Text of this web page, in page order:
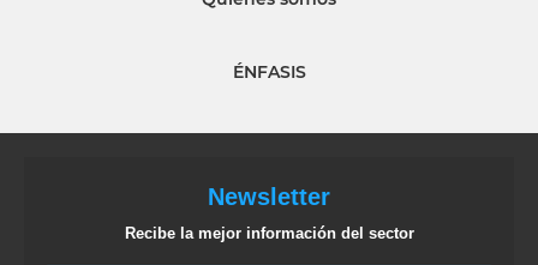
ÉNFASIS
Newsletter
Recibe la mejor información del sector